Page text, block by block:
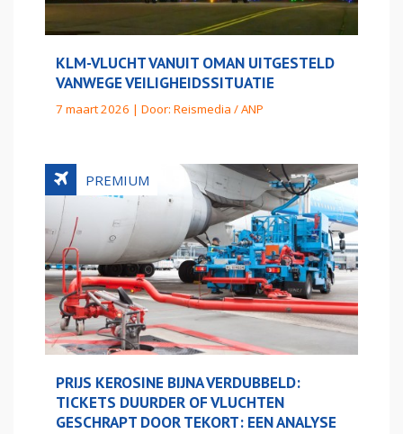
KLM-VLUCHT VANUIT OMAN UITGESTELD
VANWEGE VEILIGHEIDSSITUATIE
7 maart 2026 | Door: Reismedia / ANP
PRIJS KEROSINE BIJNA VERDUBBELD:
TICKETS DUURDER OF VLUCHTEN
GESCHRAPT DOOR TEKORT: EEN ANALYSE